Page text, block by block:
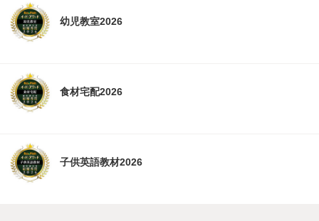
幼児教室2026
食材宅配2026
子供英語教材2026